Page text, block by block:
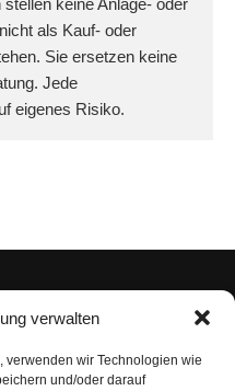
verwalten
verwenden wir Technologien wie
und/oder darauf
keine Anlage- oder
als Kauf- oder
Sie ersetzen keine
Jede
eigenes Risiko.